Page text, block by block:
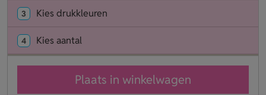
3 Kies drukkleuren
4 Kies aantal
Plaats in winkelwagen